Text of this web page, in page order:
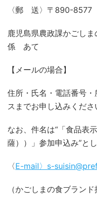
〈郵 送〉〒890-8577
鹿児島県農政課かごし
係 あて
【メールの場合】
住所・氏名・電話番号
スまでお申し込みくださ
なお、件名は“「食品表
薩））」参加申込み”と
〈E-mail〉s-
（かごしまの食ブランド